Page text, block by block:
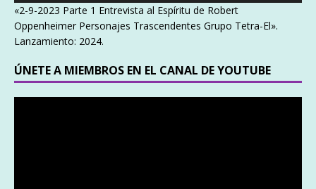
audio
«2-9-2023 Parte 1 Entrevista al Espíritu de Robert
Oppenheimer Personajes Trascendentes Grupo Tetra-El».
Lanzamiento: 2024.
ÚNETE A MIEMBROS EN EL CANAL DE YOUTUBE